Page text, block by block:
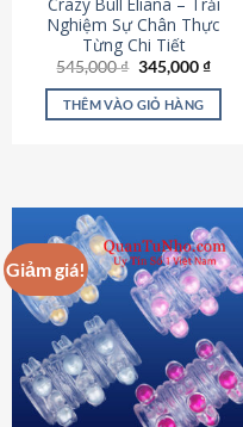
Crazy Bull Eliana – Trải
Nghiệm Sự Chân Thực
Từng Chi Tiết
545,000₫ Giá
là:
545,000 ₫.
345,000₫Giá
tại
THÊM VÀO GIỎ HÀNG
Giảm giá!